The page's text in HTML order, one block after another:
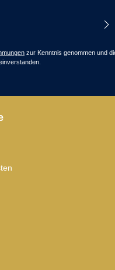
zur Kenntnis genommen und